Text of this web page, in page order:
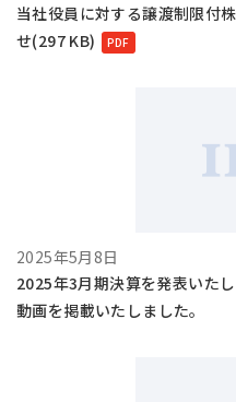
当社役員に対する譲渡制限付
せ(297 KB)
2025年5月8日
2025年3月期決算を発表いた
動画を掲載いたしました。